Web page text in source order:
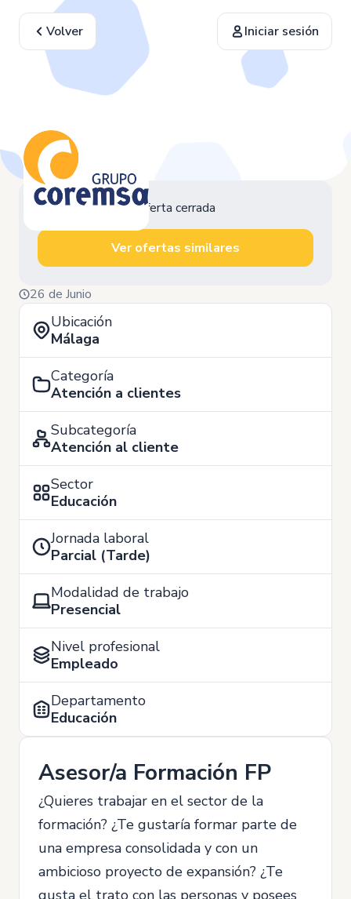
Volver Iniciar sesión
Oferta cerrada
Ver ofertas similares
26 de Junio
Ubicación
Málaga
Categoría
Atención a clientes
Subcategoría
Atención al cliente
Sector
Educación
Jornada laboral
Parcial (Tarde)
Modalidad de trabajo
Presencial
Nivel profesional
Empleado
Departamento
Educación
Asesor/a Formación FP
¿Quieres trabajar en el sector de la
formación? ¿Te gustaría formar parte de
una empresa consolidada y con un
ambicioso proyecto de expansión? ¿Te
gusta el trato con las personas y posees